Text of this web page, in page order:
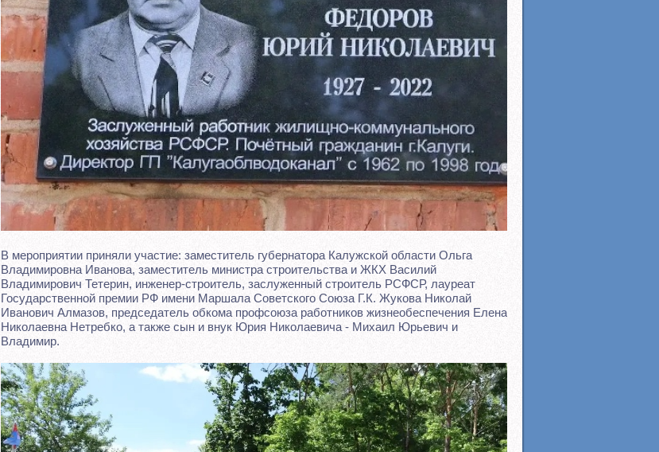
В мероприятии приняли участие: заместитель губернатора Калужской области Ольга
Владимировна Иванова, заместитель министра строительства и ЖКХ Василий
Владимирович Тетерин, инженер-строитель, заслуженный строитель РСФСР, лауреат
Государственной премии РФ имени Маршала Советского Союза Г.К. Жукова Николай
Иванович Алмазов, председатель обкома профсоюза работников жизнеобеспечения Елена
Николаевна Нетребко, а также сын и внук Юрия Николаевича - Михаил Юрьевич и
Владимир.